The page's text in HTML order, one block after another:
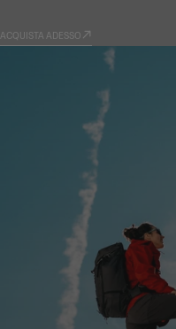
ACQUISTA ADESSO